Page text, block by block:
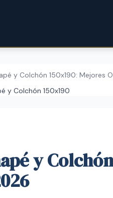
y Colchón 150x190: Mejores
y Colchón 150x190
y